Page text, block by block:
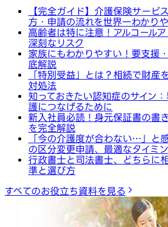
【完全ガイド】介護保険サービ
方・申請の流れを世界一わかり
高齢者は特に注意！アルコール
深刻なリスク
家族にもわかりやすい！要支援
底解説
「特別受益」とは？相続で財産
対処法
知っておきたい認知症のサイン
護につなげるために
新入社員必読！身元保証書の書
を完全解説
「今の介護度が合わない…」と
の区分変更申請、最適なタイミ
行政書士と司法書士、どちらに
準と選び方
すべてのお役立ち資料を見る